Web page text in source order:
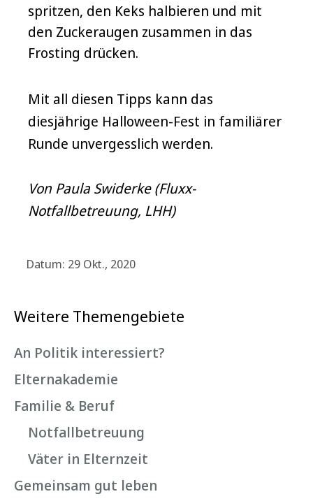
spritzen, den Keks halbieren und mit
den Zuckeraugen zusammen in das
Frosting drücken.
Mit all diesen Tipps kann das
diesjährige Halloween-Fest in familiärer
Runde unvergesslich werden.
Von Paula Swiderke (Fluxx-
Notfallbetreuung, LHH)
Datum: 29 Okt., 2020
Weitere Themengebiete
An Politik interessiert?
Elternakademie
Familie & Beruf
Notfallbetreuung
Väter in Elternzeit
Gemeinsam gut leben